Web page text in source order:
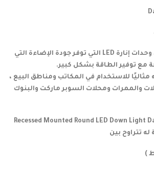
عبارة عن سلسلة من وحدات إنارة LED التي توفر جودة الإضاءة التي
مع توفير الطاقة بشكل كبير.
للاستخدام في المكاتب ومناطق البيع ،
والممرات ومحلات السوبر ماركت والبنوك
Recessed Mounted Round LED Down Light